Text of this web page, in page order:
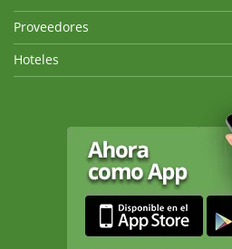
Proveedores
Hoteles